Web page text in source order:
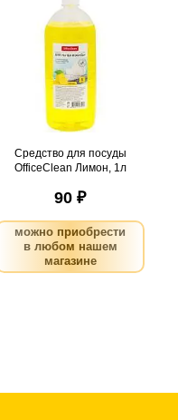
Средство для посуды
OfficeClean Лимон, 1л
OfficeClean Лимон, 1л
Можно заказать
11
Нужно больше? Оставьте
email, сообщим вам о
поступлении товара.
90 ₽
можно приобрести
в любом нашем
магазине